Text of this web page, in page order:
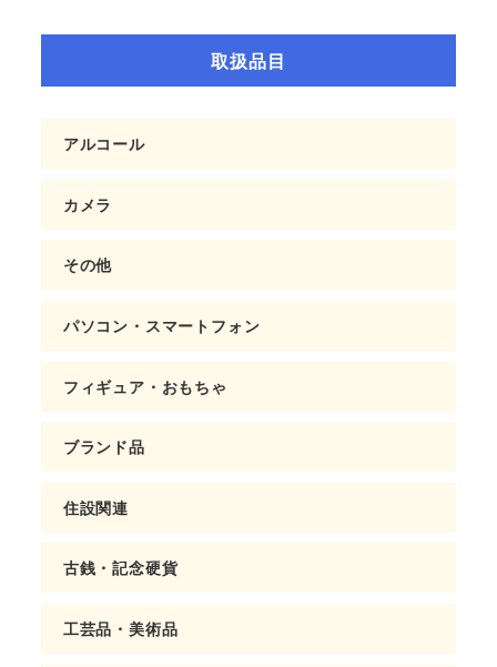
取扱品目
アルコール
カメラ
その他
パソコン・スマートフォン
フィギュア・おもちゃ
ブランド品
住設関連
古銭・記念硬貨
工芸品・美術品